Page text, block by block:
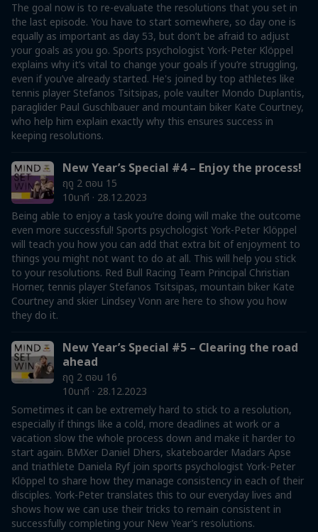
The goal now is to re-evaluate the resolutions that you set in
the last episode. You have to start somewhere, so day one is
equally as important as day 53, but don’t be afraid to adjust
your goals as you go. Sports psychologist York-Peter Klöppel
explains why it’s vital to change your goals if you’re struggling,
even if you’ve already started. He's joined by top athletes like
tennis player Stefanos Tsitsipas, pole vaulter Mondo Duplantis,
paraglider Paul Guschlbauer and mountain biker Kate Courtney,
who help him explain exactly why this ensures success in
keeping resolutions.
New Year’s Special #4 – Enjoy the process!
ฤดู 2 ตอน 15
10นาที · 28.12.2023
Being able to enjoy a task you’re doing will make the outcome
even more successful! Sports psychologist York-Peter Klöppel
will teach you how you can add that extra bit of enjoyment to
things you might not want to do at all. This will help you stick
to your resolutions. Red Bull Racing Team Principal Christian
Horner, tennis player Stefanos Tsitsipas, mountain biker Kate
Courtney and skier Lindsey Vonn are here to show you how
they do it.
New Year’s Special #5 – Clearing the road
ahead
ฤดู 2 ตอน 16
10นาที · 28.12.2023
Sometimes it can be extremely hard to stick to a resolution,
especially if things like a cold, more deadlines at work or a
vacation slow the whole process down and make it harder to
start again. BMXer Daniel Dhers, skateboarder Madars Apse
and triathlete Daniela Ryf join sports psychologist York-Peter
Klöppel to share how they manage consistency in each of their
disciples. York-Peter translates this to our everyday lives and
shows how we can use their tricks to remain consistent in
successfully completing your New Year’s resolutions.